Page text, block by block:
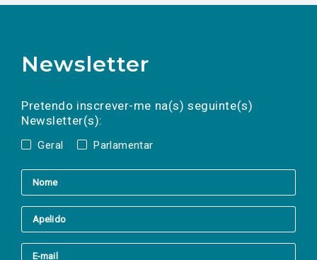
Newsletter
Pretendo inscrever-me na(s) seguinte(s)
Newsletter(s):
Geral Parlamentar
a(s) newsletter(s).
mail